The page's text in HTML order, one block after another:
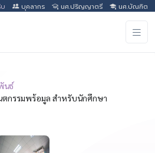
บุคลากร นศ.ปริญญาตรี นศ.บัณฑิต
นธ์
กรรมพร้อมูล สำหรับนักศึกษา